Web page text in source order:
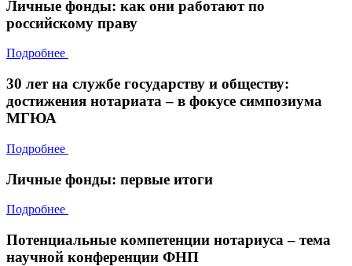
Личные фонды: как они работают по
российскому праву
Подробнее
30 лет на службе государству и обществу:
достижения нотариата – в фокусе симпозиума
МГЮА
Подробнее
Личные фонды: первые итоги
Подробнее
Потенциальные компетенции нотариуса – тема
научной конференции ФНП